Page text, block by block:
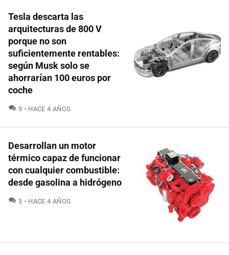
Tesla descarta las
arquitecturas de 800 V
porque no son
suficientemente rentables:
según Musk solo se
ahorrarían 100 euros por
coche
9 COMENTARIOS
HACE 4 AÑOS
Desarrollan un motor
térmico capaz de funcionar
con cualquier combustible:
desde gasolina a hidrógeno
5 COMENTARIOS
HACE 4 AÑOS